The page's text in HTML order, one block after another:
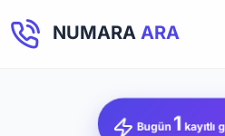
NUMARA ARA
Bugün 1 kayıtlı